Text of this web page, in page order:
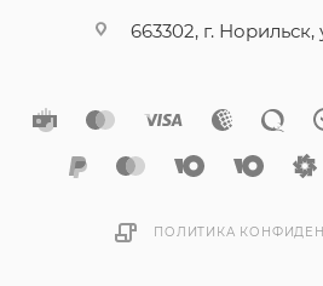
663302, г. Норильск,
ПОЛИТИКА